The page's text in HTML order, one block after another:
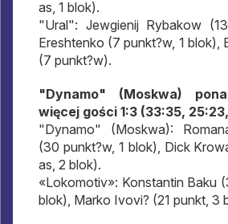
as, 1 blok).
"Ural": Jewgienij Rybakow
Ereshtenko (7 punkt?w, 1 blok),
(7 punkt?w).
"Dynamo" (Moskwa)
więcej gości 1:3 (33:35,
"Dynamo" (Moskwa):
(30 punkt?w, 1 blok), Dick
as, 2 blok).
«Lokomotiv»: Konstantin Baku
blok), Marko Ivovi? (21 punkt, 3